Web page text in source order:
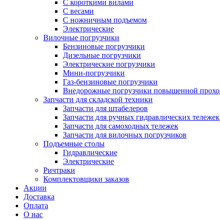
С короткими вилами
С весами
С ножничным подъемом
Электрические
Вилочные погрузчики
Бензиновые погрузчики
Дизельные погрузчики
Электрические погрузчики
Мини-погрузчики
Газ-бензиновые погрузчики
Внедорожные погрузчики повышенной
Запчасти для складской техники
Запчасти для штабелеров
Запчасти для ручных гидравлических тележек
Запчасти для самоходных тележек
Запчасти для вилочных погрузчиков
Подъемные столы
Гидравлические
Электрические
Ричтраки
Комплектовщики заказов
Акции
Доставка
Оплата
О нас